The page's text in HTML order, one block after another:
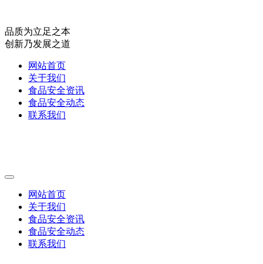
品质为立足之本
创新乃发展之道
网站首页
关于我们
食品安全资讯
食品安全动态
联系我们
网站首页
关于我们
食品安全资讯
食品安全动态
联系我们